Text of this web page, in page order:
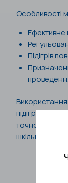
Особливості
Ефективне
Підігрів
підігрівом
точності під
шкільній